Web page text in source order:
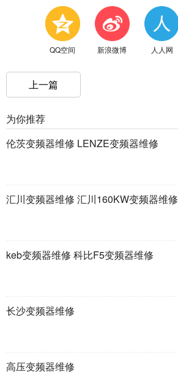
QQ空间 新浪微博 人人网
上一篇
为你推荐
伦茨变频器维修 LENZE变频器维修
汇川变频器维修 汇川160KW变频器维修
keb变频器维修 科比F5变频器维修
长沙变频器维修
高压变频器维修